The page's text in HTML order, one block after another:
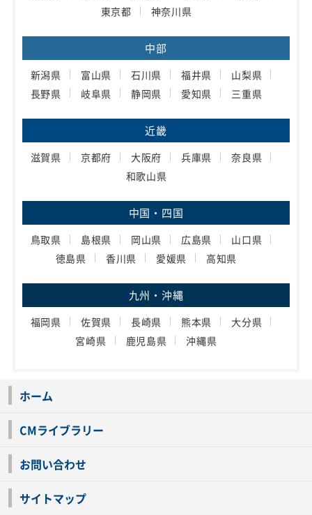
東京都
神奈川県
中部
新潟県 富山県 石川県 福井県
山梨県
長野県
岐阜県 静岡県 愛知県 三重県
近畿
滋賀県 京都府 大阪府 兵庫県
奈良県
和歌山県
中国・四国
鳥取県 島根県 岡山県 広島県
山口県
徳島県
香川県 愛媛県 高知県
九州・沖縄
福岡県 佐賀県 長崎県 熊本県
大分県
宮崎県
鹿児島県 沖縄県
ホーム
CMライブラリー
お問い合わせ
サイトマップ